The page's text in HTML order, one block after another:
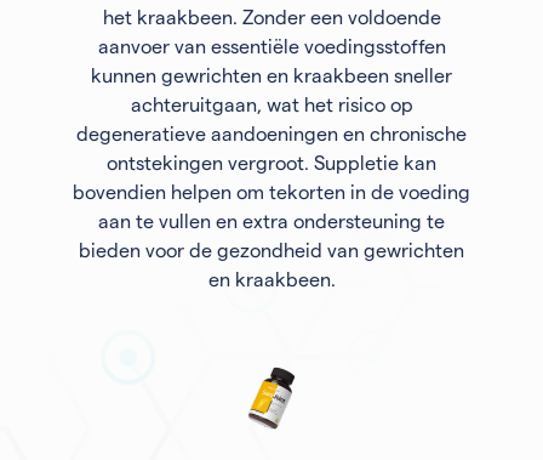
het kraakbeen. Zonder een voldoende
aanvoer van essentiële voedingsstoffen
kunnen gewrichten en kraakbeen sneller
achteruitgaan, wat het risico op
degeneratieve aandoeningen en chronische
ontstekingen vergroot. Suppletie kan
bovendien helpen om tekorten in de voeding
aan te vullen en extra ondersteuning te
bieden voor de gezondheid van gewrichten
en kraakbeen.